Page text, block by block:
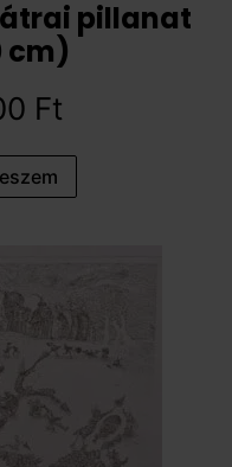
pillanat
cm)
Ft